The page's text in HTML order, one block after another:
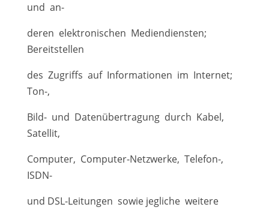
und an-
deren elektronischen Mediendiensten;
Bereitstellen
des Zugriffs auf Informationen im Internet;
Ton-,
Bild- und Datenübertragung durch Kabel,
Satellit,
Computer, Computer-Netzwerke, Telefon-,
ISDN-
und DSL-Leitungen sowie jegliche weitere